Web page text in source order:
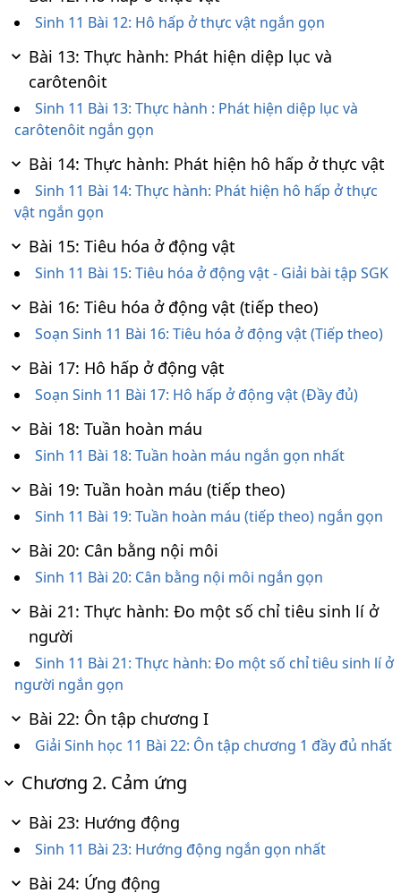
Sinh 11 Bài 12: Hô hấp ở thực vật ngắn gọn
Bài 13: Thực hành: Phát hiện diệp lục và
carôtenôit
Sinh 11 Bài 13: Thực hành : Phát hiện diệp lục và
carôtenôit ngắn gọn
Bài 14: Thực hành: Phát hiện hô hấp ở thực vật
Sinh 11 Bài 14: Thực hành: Phát hiện hô hấp ở thực
vật ngắn gọn
Bài 15: Tiêu hóa ở động vật
Sinh 11 Bài 15: Tiêu hóa ở động vật - Giải bài tập SGK
Bài 16: Tiêu hóa ở động vật (tiếp theo)
Soạn Sinh 11 Bài 16: Tiêu hóa ở động vật (Tiếp theo)
Bài 17: Hô hấp ở động vật
Soạn Sinh 11 Bài 17: Hô hấp ở động vật (Đầy đủ)
Bài 18: Tuần hoàn máu
Sinh 11 Bài 18: Tuần hoàn máu ngắn gọn nhất
Bài 19: Tuần hoàn máu (tiếp theo)
Sinh 11 Bài 19: Tuần hoàn máu (tiếp theo) ngắn gọn
Bài 20: Cân bằng nội môi
Sinh 11 Bài 20: Cân bằng nội môi ngắn gọn
Bài 21: Thực hành: Đo một số chỉ tiêu sinh lí ở
người
Sinh 11 Bài 21: Thực hành: Đo một số chỉ tiêu sinh lí ở
người ngắn gọn
Bài 22: Ôn tập chương I
Giải Sinh học 11 Bài 22: Ôn tập chương 1 đầy đủ nhất
Chương 2. Cảm ứng
Bài 23: Hướng động
Sinh 11 Bài 23: Hướng động ngắn gọn nhất
Bài 24: Ứng động